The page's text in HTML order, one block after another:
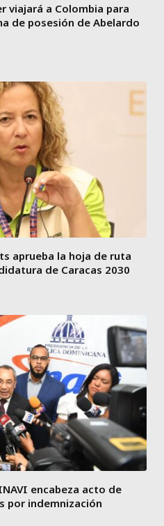
viajará a Colombia para
de posesión de Abelardo
aprueba la hoja de ruta
de Caracas 2030
encabeza acto de
por indemnización